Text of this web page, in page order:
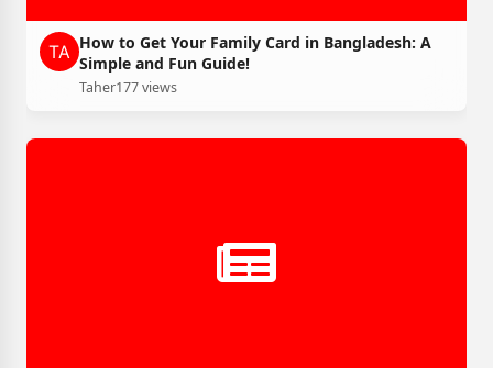
How to Get Your Family Card in Bangladesh: A
Simple and Fun Guide!
Taher177 views